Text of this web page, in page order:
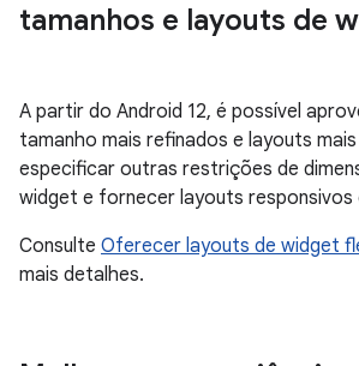
tamanhos e layouts de
A partir do Android 12, é possível
tamanho mais refinados e layouts
especificar outras restrições de
widget e fornecer layouts responsivos
Consulte Oferecer layouts de widget
mais detalhes.